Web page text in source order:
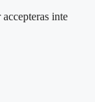
inte